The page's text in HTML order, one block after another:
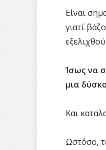
Είναι
γιατί
Ίσως να
μια
Και
Ωστόσο,